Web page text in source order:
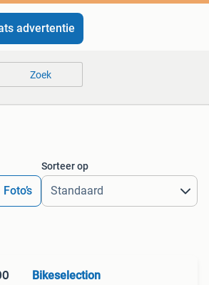
advertentie
Zoek
Foto’s
Sorteer op
Bikeselection